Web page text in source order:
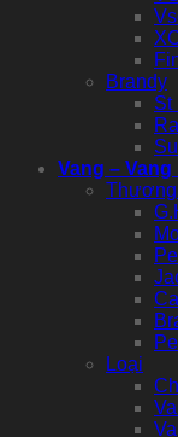
Brandy
St
Vang – Vang
Loại